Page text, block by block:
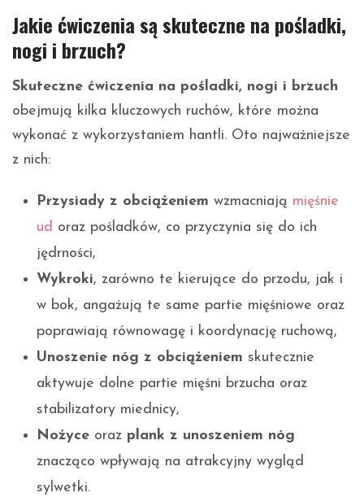
Jakie ćwiczenia są skuteczne na pośladki,
nogi i brzuch?
Skuteczne ćwiczenia na pośladki, nogi i brzuch
obejmują kilka kluczowych ruchów, które można
wykonać z wykorzystaniem hantli. Oto najważniejsze
z nich:
Przysiady z obciążeniem wzmacniają mięśnie
ud oraz pośladków, co przyczynia się do ich
jędrności,
Wykroki, zarówno te kierujące do przodu, jak i
w bok, angażują te same partie mięśniowe oraz
poprawiają równowagę i koordynację ruchową,
Unoszenie nóg z obciążeniem skutecznie
aktywuje dolne partie mięśni brzucha oraz
stabilizatory miednicy,
Nożyce oraz plank z unoszeniem nóg
znacząco wpływają na atrakcyjny wygląd
sylwetki.